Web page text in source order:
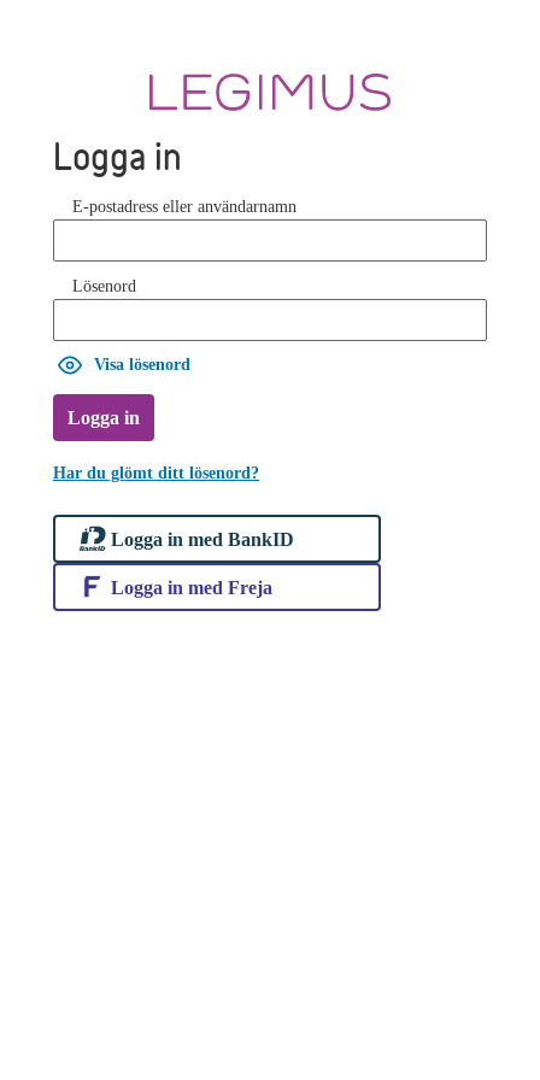
Logga in
E-postadress eller användarnamn
Lösenord
Visa lösenord
Logga in
Har du glömt ditt lösenord?
Logga in med BankID
Logga in med Freja